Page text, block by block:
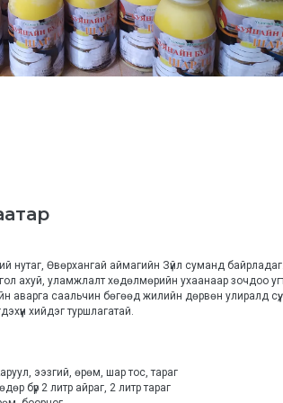
нутаг, Өвөрхангай аймагийн Зүйл суманд байрладаг.
ахуй, уламжлалт хөдөлмөрийн ухаанаар зочдоо
аварга саальчин бөгөөд жилийн дөрвөн улиралд
хийдэг туршлагатай.
ээзгий, өрөм, шар тос, тараг
бүр 2 литр айраг, 2 литр тараг